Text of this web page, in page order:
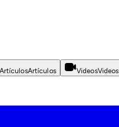
ArtículosArtículos VideosVideos